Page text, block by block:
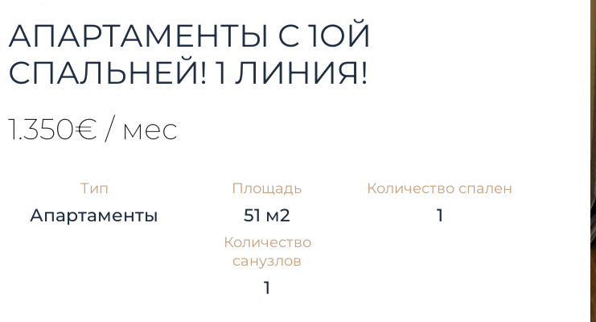
АПАРТАМЕНТЫ С 1ОЙ
СПАЛЬНЕЙ! 1 ЛИНИЯ!
1.350€ / мес
Тип
Апартаменты
Площадь
51 м2
Количество спален
1
Количество
санузлов
1